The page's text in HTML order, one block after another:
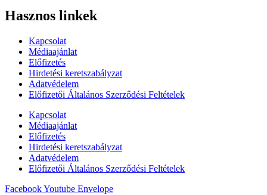
Hasznos linkek
Kapcsolat
Médiaajánlat
Előfizetés
Hirdetési keretszabályzat
Adatvédelem
Előfizetői Általános Szerződési Feltételek
Kapcsolat
Médiaajánlat
Előfizetés
Hirdetési keretszabályzat
Adatvédelem
Előfizetői Általános Szerződési Feltételek
FacebookYoutube Envelope